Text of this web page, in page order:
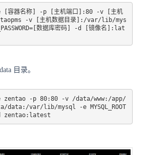
[容器名称] -p [主机端口]:80 -v [主机
-v [主机数据目录]:/var/lib/mys
数据库密码] -d [镜像名]:lat
目录。
zentao -p 80:80 -v /data/www:/app/
data:/var/lib/mysql -e MYSQL_ROOT
-d zentao:latest